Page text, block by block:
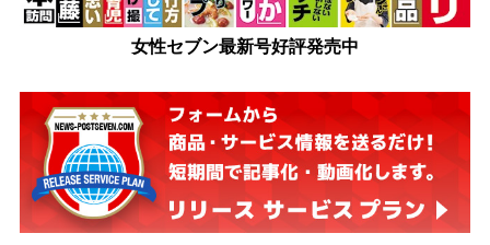
女性セブン最新号好評発売中